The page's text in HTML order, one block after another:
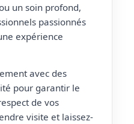
un soin profond,
passionnés
expérience
avec des
pour garantir le
de vos
visite et laissez-